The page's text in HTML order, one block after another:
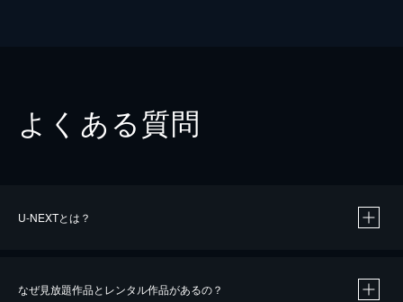
よくある質問
U-NEXTとは？
なぜ見放題作品とレンタル作品があるの？